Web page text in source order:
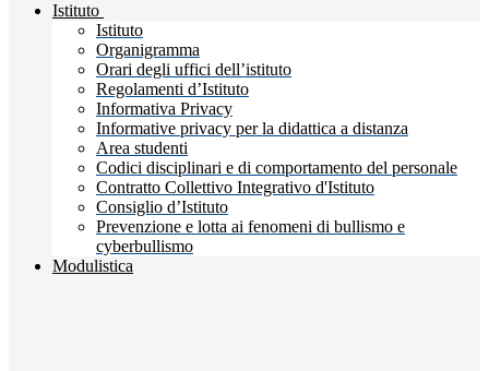
Istituto
Istituto
Organigramma
Orari degli uffici dell’istituto
Regolamenti d’Istituto
Informativa Privacy
Informative privacy per la didattica a distanza
Area studenti
Codici disciplinari e di comportamento del personale
Contratto Collettivo Integrativo d'Istituto
Consiglio d’Istituto
Prevenzione e lotta ai fenomeni di bullismo e
cyberbullismo
Modulistica